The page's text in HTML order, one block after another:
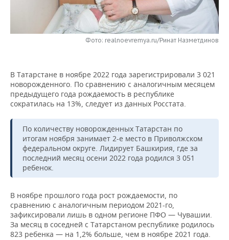
НЕФТЕХИМИЯ
ЭНЕРГЕТИКА
РОЗНИЧНАЯ ТОРГОВЛЯ
НОВОСТИ ТЕХНОЛОГИЙ
ТЕЛЕКОММУНИКАЦИИ
МЕРОПРИЯТИЯ
НОВОСТИ МЕРОПРИЯТИЙ
БИЗНЕС-БРАНЧИ
ОТКРЫТАЯ ЛЕКЦИЯ
ФУТБОЛ
БАСКЕТБОЛ
ВОЛЕЙБОЛ
ФИГУРНОЕ КАТАНИЕ
ВОДНЫЕ ВИДЫ СПОРТА
НОВОСТИ ОБЩЕСТВА
ИНФРАСТРУКТУРА
ИСТОРИЯ
МЕДИЦИНА
ОБРАЗОВАНИЕ
ФОТОГАЛЕРЕЯ
СПРАВОЧНИК
СПИСОК ПЕРСОН
ПОЛНАЯ ВЕРСИЯ
Фото: realnoevremya.ru/Ринат Назметдинов
В Татарстане в ноябре 2022 года зарегистрировали 3 021
новорожденного. По сравнению с аналогичным месяцем
предыдущего года рождаемость в республике
сократилась на 13%, следует из данных Росстата.
По количеству новорожденных Татарстан по
итогам ноября занимает 2-е место в Приволжском
федеральном округе. Лидирует Башкирия, где за
последний месяц осени 2022 года родился 3 051
ребенок.
В ноябре прошлого года рост рождаемости, по
сравнению с аналогичным периодом 2021-го,
зафиксировали лишь в одном регионе ПФО — Чувашии.
За месяц в соседней с Татарстаном республике родилось
823 ребенка — на 1,2% больше, чем в ноябре 2021 года.